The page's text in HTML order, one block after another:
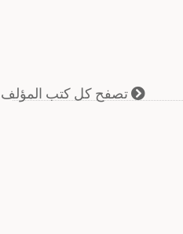
تصفح كل كتب المؤلف